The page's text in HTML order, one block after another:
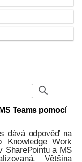
Teams pomocí
dává odpověď na
Knowledge Work
SharePointu a MS
Většina